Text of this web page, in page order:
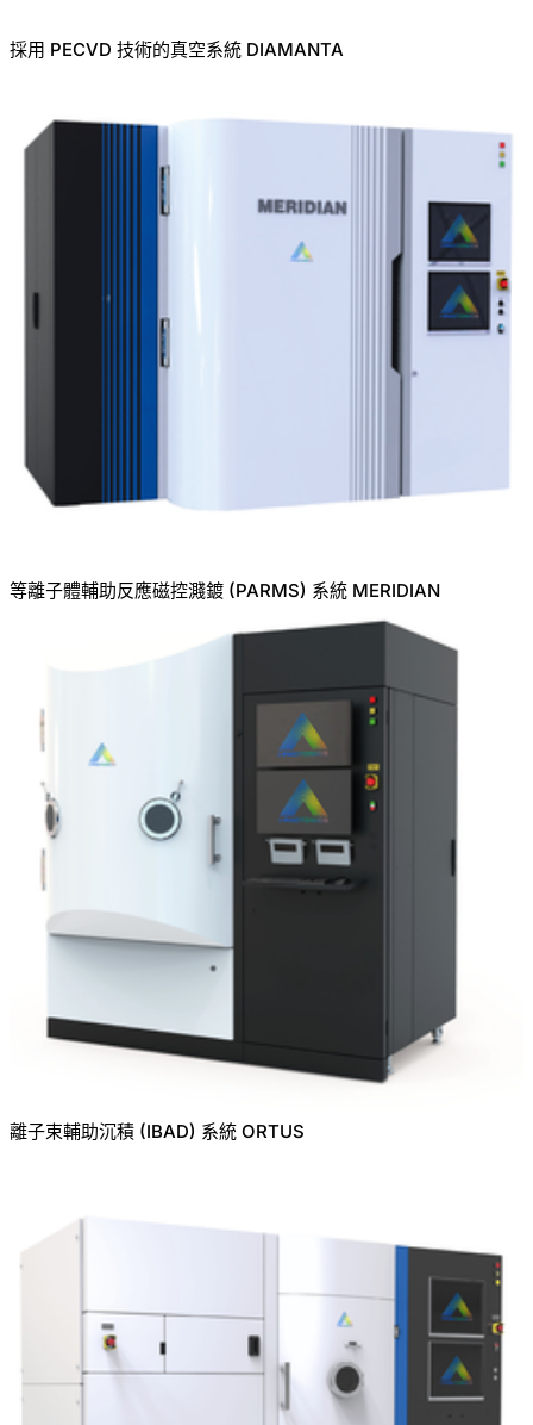
採用 PECVD 技術的真空系統 DIAMANTA
等離子體輔助反應磁控濺鍍 (PARMS) 系統 MERIDIAN
離子束輔助沉積 (IBAD) 系統 ORTUS